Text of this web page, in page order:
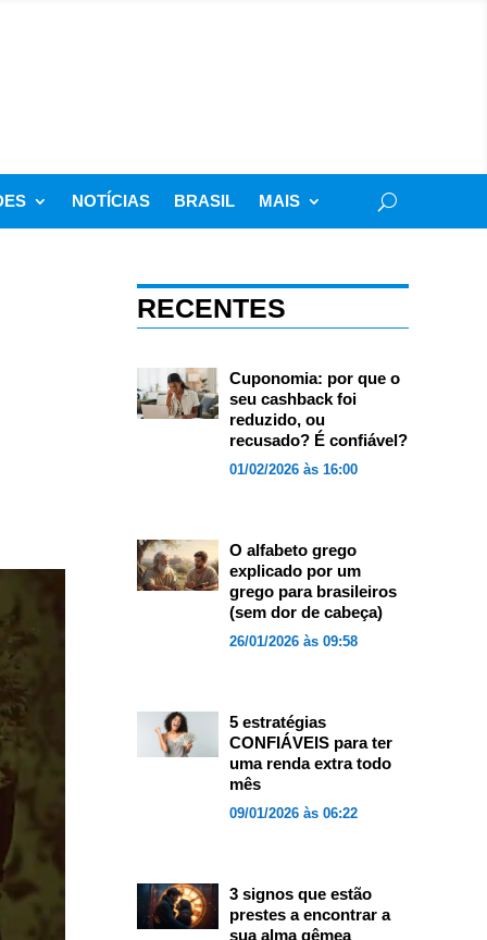
NOTÍCIAS BRASIL MAIS
RECENTES
Cuponomia: por que o
seu cashback foi
reduzido, ou
recusado? É confiável?
01/02/2026 às 16:00
O alfabeto grego
explicado por um
grego para brasileiros
(sem dor de cabeça)
26/01/2026 às 09:58
5 estratégias
CONFIÁVEIS para ter
uma renda extra todo
mês
09/01/2026 às 06:22
3 signos que estão
prestes a encontrar a
sua alma gêmea